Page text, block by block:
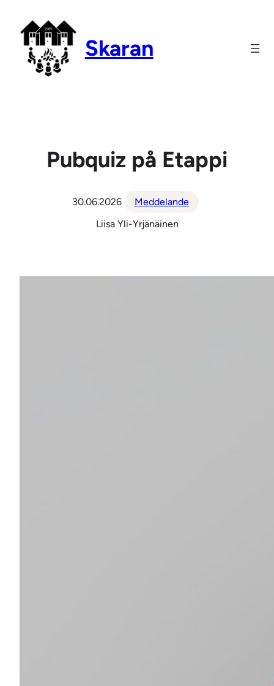
innehåll
Skaran
Pubquiz på Etappi
30.06.2026
Meddelande
Liisa Yli-Yrjänäinen